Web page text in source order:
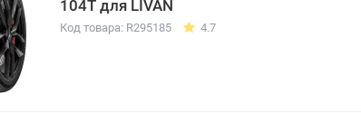
104T для LIVAN
Код товара: R295185 4.7